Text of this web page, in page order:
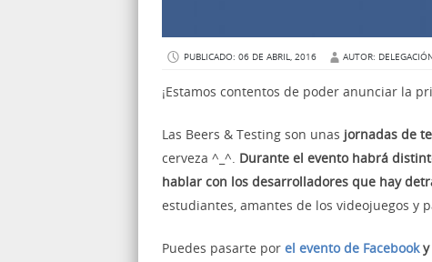
PUBLICADO: 06 DE ABRIL, 2016 AUTOR:
¡Estamos contentos de poder anunciar la
Las Beers & Testing son unas jornadas de
cerveza ^_^. Durante el evento habrá
hablar con los desarrolladores que hay
estudiantes, amantes de los videojuegos y
Puedes pasarte por el evento de Facebook